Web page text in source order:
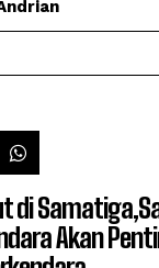
di
Akan